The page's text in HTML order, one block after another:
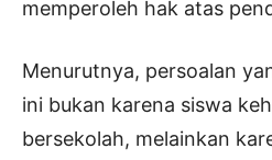
memperoleh hak atas
Menurutnya, persoalan
ini bukan karena siswa
bersekolah, melainkan